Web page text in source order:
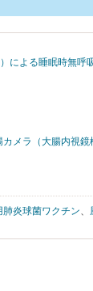
による睡眠時無呼
カメラ（大腸内視鏡
肺炎球菌ワクチン、